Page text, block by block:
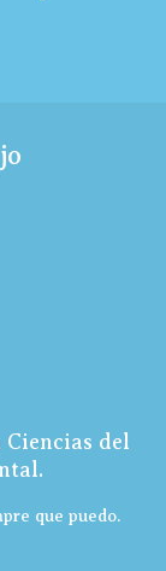
del
que puedo.